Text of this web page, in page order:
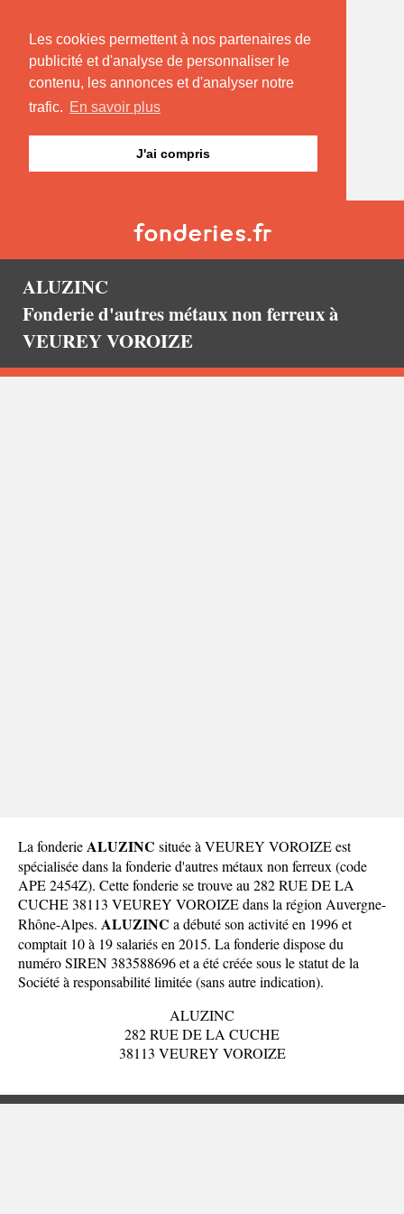
Les cookies permettent à nos partenaires de
publicité et d'analyse de personnaliser le
contenu, les annonces et d'analyser notre
trafic. En savoir plus
J'ai compris
ALUZINC
Fonderie d'autres métaux non ferreux à
VEUREY VOROIZE
La fonderieALUZINC située à VEUREY VOROIZE est
spécialisée dans la fonderie d'autres métaux non ferreux (code
APE 2454Z). Cette fonderie se trouve au 282 RUE DE LA
CUCHE 38113 VEUREY VOROIZE dans la région Auvergne-
Rhône-Alpes. ALUZINC a débuté son activité en 1996 et
comptait 10 à 19 salariés en 2015. La fonderie dispose du
numéro SIREN 383588696 et a été créée sous le statut de la
Société à responsabilité limitée (sans autre indication).
ALUZINC
282 RUE DE LA CUCHE
38113 VEUREY VOROIZE